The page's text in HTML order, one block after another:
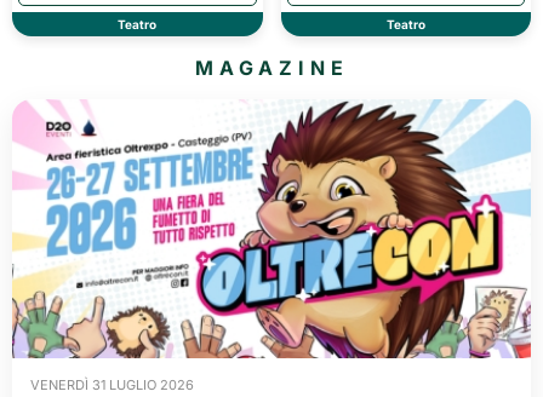
Teatro Teatro
MAGAZINE
VENERDÌ 31 LUGLIO 2026